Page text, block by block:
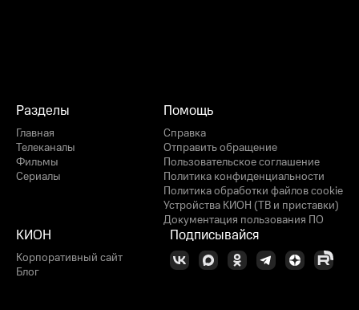
Разделы
Главная
Телеканалы
Фильмы
Сериалы
Помощь
Справка
Отправить обращение
Пользовательское соглашение
Политика конфиденциальности
Политика обработки файлов cookie
Устройства КИОН (ТВ и приставки)
Документация пользования ПО
КИОН
Корпоративный сайт
Блог
Подписывайся